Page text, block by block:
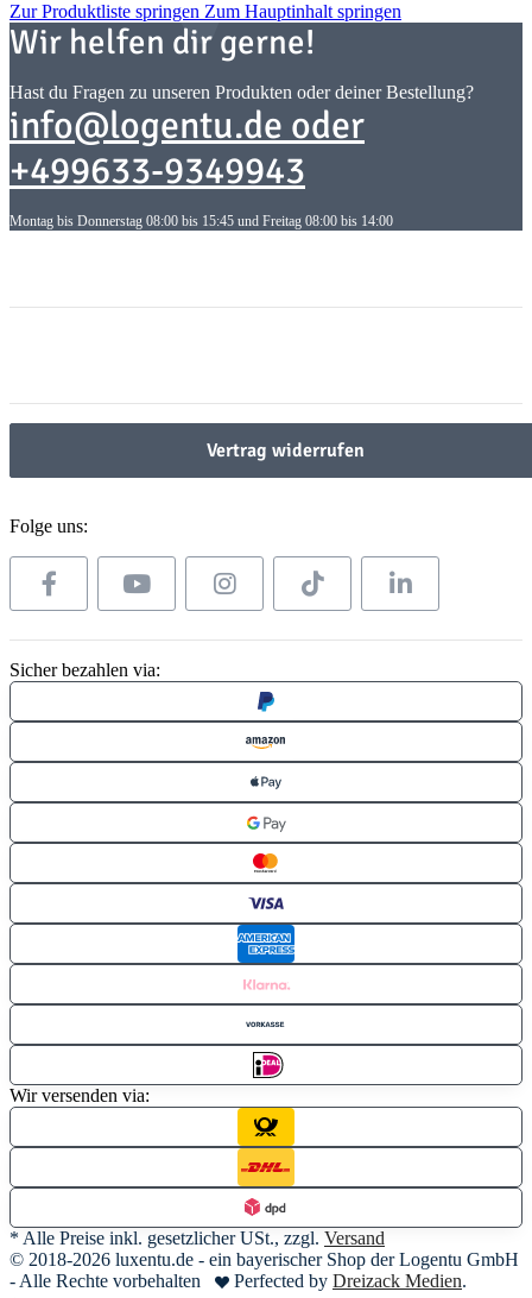
Zur Produktliste springen Zum Hauptinhalt springen
Wir helfen dir gerne!
Hast du Fragen zu unseren Produkten oder deiner Bestellung?
info@logentu.de oder
+499633-9349943
Montag bis Donnerstag 08:00 bis 15:45 und Freitag 08:00 bis 14:00
Vertrag widerrufen
Folge uns:
Sicher bezahlen via:
Wir versenden via:
* Alle Preise inkl. gesetzlicher USt., zzgl. Versand
© 2018-2026 luxentu.de - ein bayerischer Shop der Logentu GmbH
- Alle Rechte vorbehalten
Perfected by Dreizack Medien.